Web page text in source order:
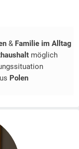
& Familie im Alltag
möglich
Polen